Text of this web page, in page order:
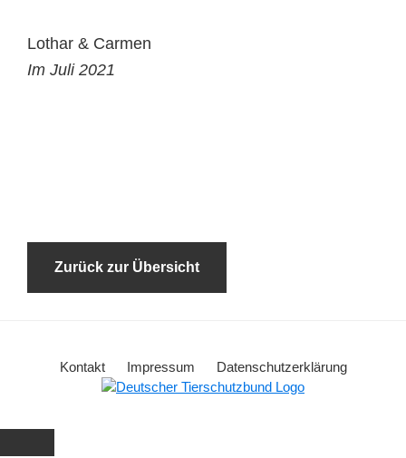
Lothar & Carmen
Im Juli 2021
Zurück zur Übersicht
Kontakt Impressum Datenschutzerklärung